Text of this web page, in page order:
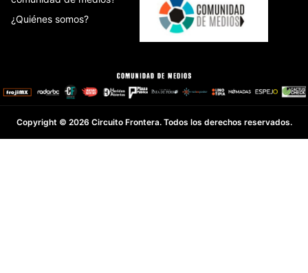
¿Quiénes somos?
Copyright © 2026 Circuito Frontera. Todos los derechos reservados.